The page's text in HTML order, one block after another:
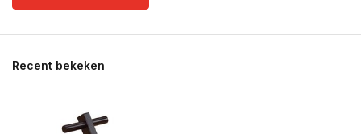
Recent bekeken